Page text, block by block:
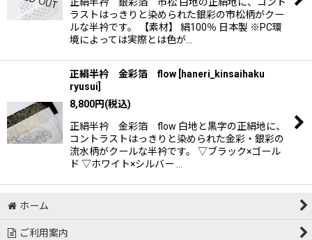
正絹半衿 銀彩箔 市松 白地の正絹地に、コント
ラストはっきりと染められた銀彩の市松柄がクー
ルな半衿です。 【素材】 絹100％ 日本製 ※PC環
境によっては実際とは色が…
正絹半衿 金彩箔 flow
haneri_kinsaihaku
ryusui
8,800円(税込)
正絹半衿 金彩箔 flow 白地と黒字の正絹地に、
コントラストはっきりと染められた金彩・銀彩の
流水柄がクールな半衿です。 ▽ブラック×ゴール
ド ▽ホワイト×シルバー …
ホーム
ご利用案内